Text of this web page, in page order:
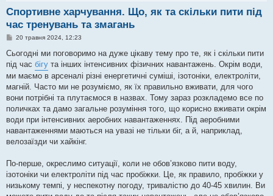
Спортивне харчування. Що, як та скільки пити під
час тренувань та змагань
П
д
о
м
л
е
н
н
я
20 травня 2024, 12:23
Сьогодні ми поговоримо на дуже цікаву тему про те, як і скільки пити
під час бігу та інших інтенсивних фізичних навантажень. Окрім води,
ми маємо в арсеналі різні енергетичні суміші, ізотоніки, електроліти,
магній. Часто ми не розуміємо, як їх правильно вживати, для чого
вони потрібні та плутаємося в назвах. Тому зараз розкладемо все по
поличках та дамо загальне розуміння того, що корисно вживати окрім
води при інтенсивних аеробних навантаженнях. Під аеробними
навантаженнями маються на увазі не тільки біг, а й, наприклад,
велозаїзди чи хайкінг.
По-перше, окреслимо ситуації, коли не обов’язково пити воду,
ізотоніки чи електроліти під час пробіжки. Це, як правило, пробіжки у
низькому темпі, у неспекотну погоду, тривалістю до 40-45 хвилин. Ви